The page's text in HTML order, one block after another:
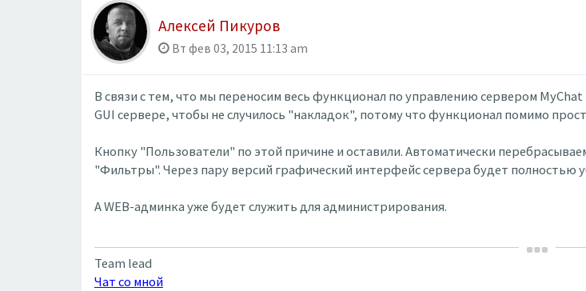
Алексей Пикуров
Вт фев 03, 2015 11:13 am
В связи с тем, что мы переносим весь функционал по управлению сервером
GUI сервере, чтобы не случилось "накладок", потому что функционал помимо
Кнопку "Пользователи" по этой причине и оставили. Автоматически
"Фильтры". Через пару версий графический интерфейс сервера будет полностью
А WEB-админка уже будет служить для администрирования.
Team lead
Чат со мной